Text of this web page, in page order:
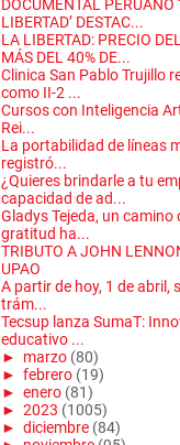
DOCUMENTAL PERUANO
LIBERTAD’ DESTAC...
LA LIBERTAD: PRECIO
MÁS DEL 40% DE...
Clinica San Pablo Trujillo
como II-2 ...
Cursos con Inteligencia
Rei...
La portabilidad de líneas
registró...
¿Quieres brindarle a tu
capacidad de ad...
Gladys Tejeda, un camino
gratitud ha...
TRIBUTO A JOHN
UPAO
A partir de hoy, 1 de abril,
trám...
Tecsup lanza SumaT:
educativo ...
► marzo (80)
► febrero (19)
► enero (81)
► 2023 (1005)
► diciembre (84)